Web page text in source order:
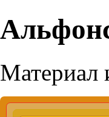
Материал